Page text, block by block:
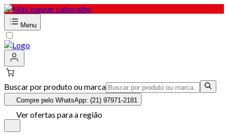
Menu
Buscar por produto ou marca
Compre pelo WhatsApp: (21) 97971-2181
Ver ofertas para a região